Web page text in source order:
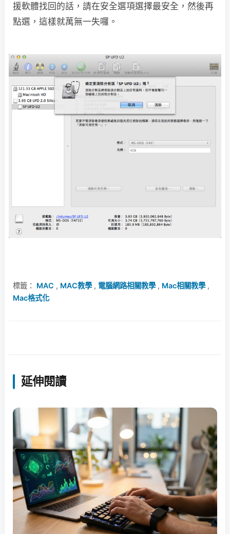
援軟體找回的話，請在安全選項選擇最安全，然後再
點選，這樣就萬無一失囉。
標籤： MAC , MAC教學, 電腦網路相關教學, Mac相關教學,
Mac格式化
延伸閱讀